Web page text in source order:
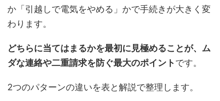
か「引越しで電気をやめる」かで手続きが大きく変
わります。
どちらに当てはまるかを最初に見極めることが、ム
ダな連絡や二重請求を防ぐ最大のポイントです。
2つのパターンの違いを表と解説で整理します。